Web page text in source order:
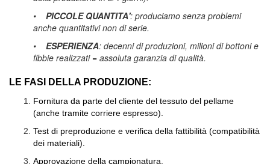
• PICCOLE QUANTITA': produciamo senza problemi
anche quantitativi non di serie.
• ESPERIENZA: decenni di produzioni, milioni di bottoni e
fibbie realizzati = assoluta garanzia di qualità.
LE FASI DELLA PRODUZIONE:
Fornitura da parte del cliente del tessuto del pellame
(anche tramite corriere espresso).
Test di preproduzione e verifica della fattibilità (compatibilità
dei materiali).
Approvazione della campionatura.